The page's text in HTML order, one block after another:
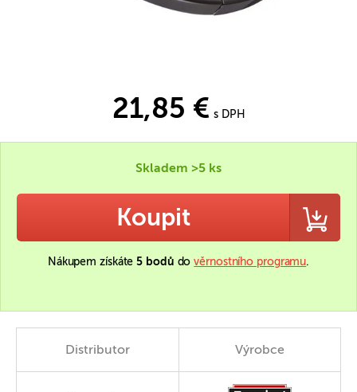
21,85 € s DPH
Skladem >5 ks
Koupit
Nákupem získáte5 bodů dověrnostního programu.
Distributor Výrobce